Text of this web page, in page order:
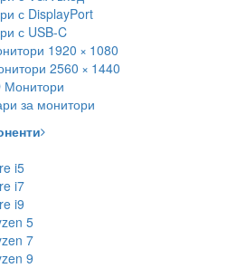
с DisplayPort
с USB-C
1920 × 1080
2560 × 1440
Монитори
за монитори
i5
i7
i9
5
7
9